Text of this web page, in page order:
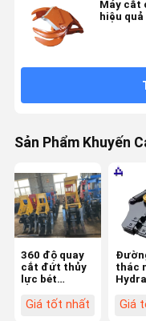
Máy cắt
hiệu quả
Sản Phẩm Khuyến
360 độ quay
cắt đứt thủy
lực bét
cho máy đào
Giá tốt nhất
thác
Giá